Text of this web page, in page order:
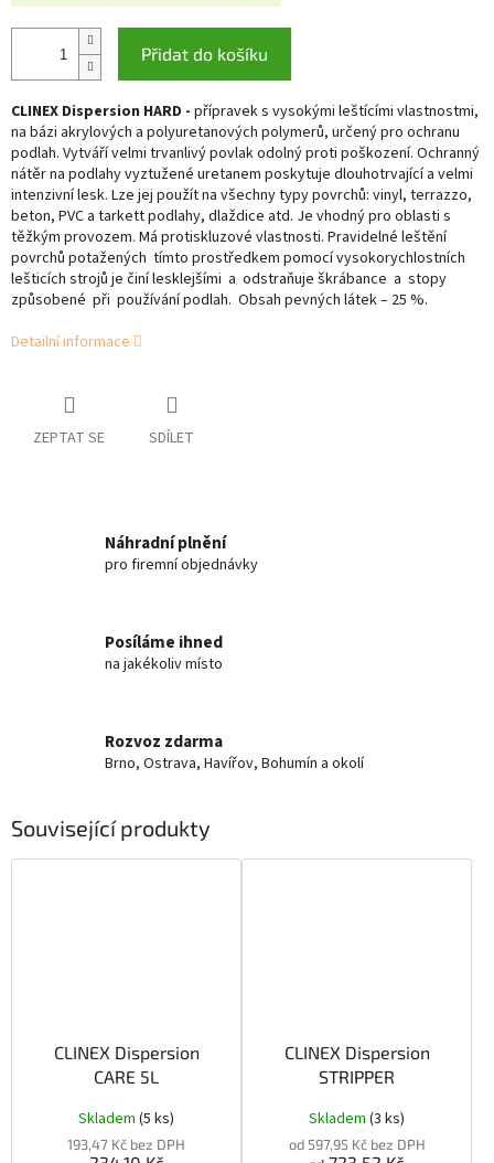
Přidat do košíku
CLINEX Dispersion HARD - přípravek s vysokými leštícími vlastnostmi,
na bázi akrylových a polyuretanových polymerů, určený pro ochranu
podlah. Vytváří velmi trvanlivý povlak odolný proti poškození. Ochranný
nátěr na podlahy vyztužené uretanem poskytuje dlouhotrvající a velmi
intenzivní lesk. Lze jej použít na všechny typy povrchů: vinyl, terrazzo,
beton, PVC a tarkett podlahy, dlaždice atd. Je vhodný pro oblasti s
těžkým provozem. Má protiskluzové vlastnosti. Pravidelné leštění
povrchů potažených tímto prostředkem pomocí vysokorychlostních
lešticích strojů je činí lesklejšími a odstraňuje škrábance a stopy
způsobené při používání podlah. Obsah pevných látek – 25 %.
Detailní informace
ZEPTAT SE SDÍLET
Náhradní plnění
pro firemní objednávky
Posíláme ihned
na jakékoliv místo
Rozvoz zdarma
Brno, Ostrava, Havířov, Bohumín a okolí
Související produkty
CLINEX Dispersion
CARE 5L
Skladem (5 ks)
193,47 Kč bez DPH
CLINEX Dispersion
STRIPPER
Skladem (3 ks)
od 597,95 Kč bez DPH